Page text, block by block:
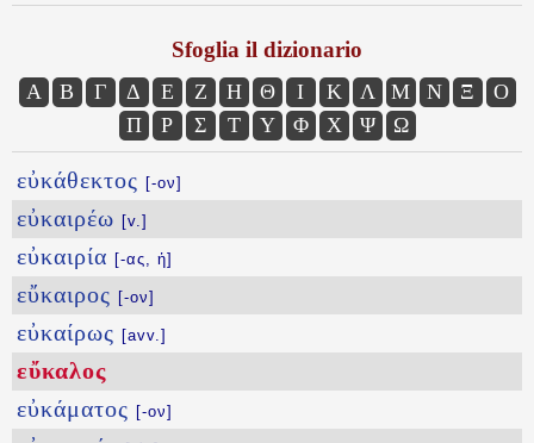
Sfoglia il dizionario
Α Β Γ Δ Ε Ζ Η Θ Ι Κ Λ Μ Ν Ξ
Ο
Π
Ρ Σ Τ Υ Φ Χ Ψ Ω
εὐκάθεκτος [-ον]
εὐκαιρέω [v.]
εὐκαιρία [-ας, ἡ]
εὔκαιρος [-ον]
εὐκαίρως [avv.]
εὔκαλος
εὐκάματος [-ον]